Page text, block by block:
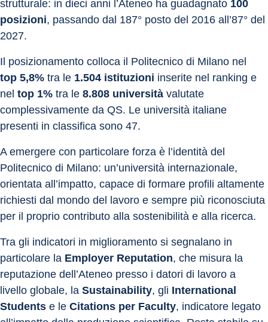
strutturale: in dieci anni l’Ateneo ha guadagnato 100
posizioni, passando dal 187° posto del 2016 all’87° del
2027.
Il posizionamento colloca il Politecnico di Milano nel
top 5,8% tra le 1.504 istituzioni inserite nel ranking e
nel top 1% tra le 8.808 università valutate
complessivamente da QS. Le università italiane
presenti in classifica sono 47.
A emergere con particolare forza è l’identità del
Politecnico di Milano: un’università internazionale,
orientata all’impatto, capace di formare profili altamente
richiesti dal mondo del lavoro e sempre più riconosciuta
per il proprio contributo alla sostenibilità e alla ricerca.
Tra gli indicatori in miglioramento si segnalano in
particolare la Employer Reputation, che misura la
reputazione dell’Ateneo presso i datori di lavoro a
livello globale, la Sustainability, gli International
Students e le Citations per Faculty, indicatore legato